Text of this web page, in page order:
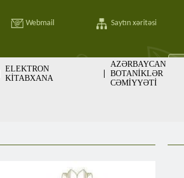
Webmail Saytın xəritəsi
ELEKTRON
KİTABXANA
AZƏRBAYCAN
BOTANİKLƏR
CƏMİYYƏTİ